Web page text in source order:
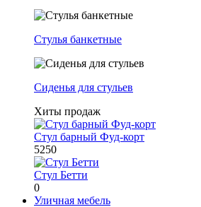
Стулья банкетные
Сиденья для стульев
Хиты продаж
Стул барный Фуд-корт
5250
Стул Бетти
0
Уличная мебель